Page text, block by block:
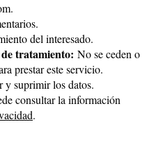
del interesado.
tratamiento: No se ceden o
prestar este servicio.
y suprimir los datos.
consultar la información
.